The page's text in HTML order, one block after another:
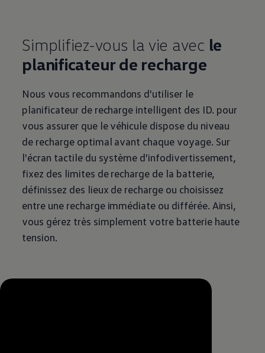
Simplifiez-vous la vie avec le
planificateur de recharge
Nous vous recommandons d'utiliser le
planificateur de recharge intelligent des ID. pour
vous assurer que le véhicule dispose du niveau
de recharge optimal avant chaque voyage. Sur
l'écran tactile du système d'infodivertissement,
fixez des limites de recharge de la batterie,
définissez des lieux de recharge ou choisissez
entre une recharge immédiate ou différée. Ainsi,
vous gérez très simplement votre batterie haute
tension.